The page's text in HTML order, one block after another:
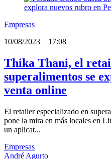
Empresas
10/08/2023
17:08
Thika Thani, el
superalimentos se
venta online
El retailer especializado en
pone la mira en más locales en
un aplicat...
Empresas
André Agurto